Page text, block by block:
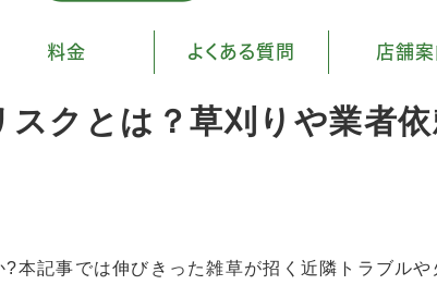
料金 よくある質問 店舗案
クとは？草刈りや業者
本記事では伸びきった雑草が招く近隣トラブル